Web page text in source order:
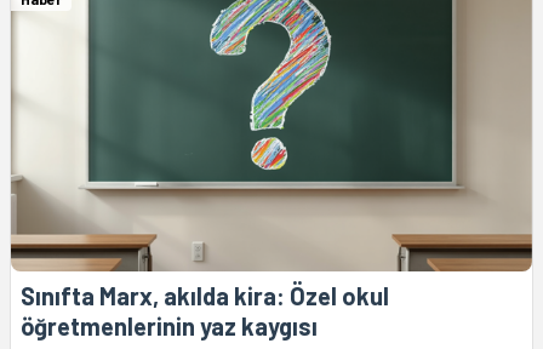
Sınıfta Marx, akılda kira: Özel okul
öğretmenlerinin yaz kaygısı